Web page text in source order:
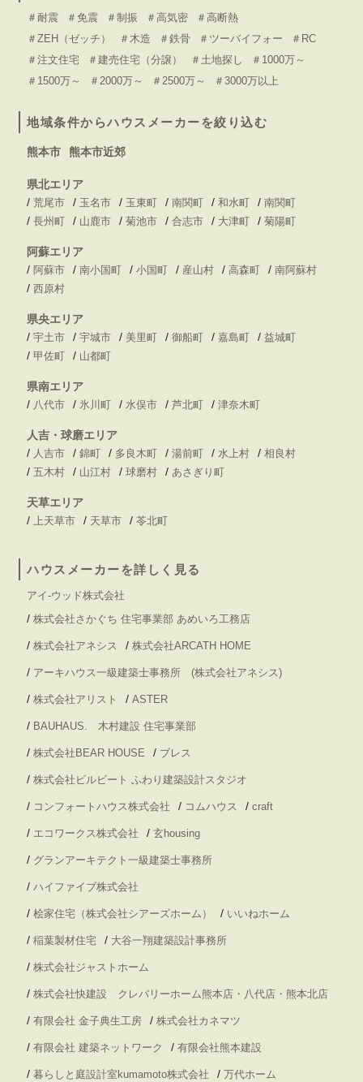
＃耐震 ＃免震 ＃制振 ＃高気密
＃高断熱
＃ZEH（ゼッチ）
＃木造 ＃鉄骨 ＃ツーバイフォー
＃RC
＃注文住宅
＃建売住宅（分譲） ＃土地探し
＃1000万～
＃1500万～
＃2000万～ ＃2500万～ ＃3000万以上
地域条件からハウスメーカーを絞り込む
熊本市 熊本市近郊
県北エリア
/ 荒尾市 / 玉名市 / 玉東町 / 南関町 / 和水町 / 南関町
/ 長州町 / 山鹿市 / 菊池市 / 合志市 / 大津町 / 菊陽町
阿蘇エリア
/ 阿蘇市 / 南小国町 / 小国町 / 産山村 / 高森町 / 南阿蘇村
/ 西原村
県央エリア
/ 宇土市 / 宇城市 / 美里町 / 御船町 / 嘉島町 / 益城町
/ 甲佐町 / 山都町
県南エリア
/ 八代市 / 氷川町 / 水俣市 / 芦北町 / 津奈木町
人吉・球磨エリア
/ 人吉市 / 錦町 / 多良木町 / 湯前町 / 水上村 / 相良村
/ 五木村 / 山江村 / 球磨村 / あさぎり町
天草エリア
/ 上天草市 / 天草市 / 苓北町
ハウスメーカーを詳しく見る
アイ-ウッド株式会社
/ 株式会社さかぐち 住宅事業部 あめいろ工務店
/ 株式会社アネシス / 株式会社ARCATH HOME
/ アーキハウス一級建築士事務所 (株式会社アネシス)
/ 株式会社アリスト / ASTER
/ BAUHAUS. 木村建設 住宅事業部
/ 株式会社BEAR HOUSE / ブレス
/ 株式会社ビルビート ふわり建築設計スタジオ
/ コンフォートハウス株式会社 / コムハウス / craft
/ エコワークス株式会社 / 玄housing
/ グランアーキテクト一級建築士事務所
/ ハイファイブ株式会社
/ 桧家住宅（株式会社シアーズホーム） / いいねホーム
/ 稲葉製材住宅 / 大谷一翔建築設計事務所
/ 株式会社ジャストホーム
/ 株式会社快建設 クレバリーホーム熊本店・八代店・熊本北店
/ 有限会社 金子典生工房 / 株式会社カネマツ
/ 有限会社 建築ネットワーク / 有限会社熊本建設
/ 暮らしと庭設計室kumamoto株式会社 / 万代ホーム